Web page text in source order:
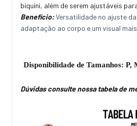
biquíni, além de serem ajustáveis
Benefício:Versatilidade no ajuste
adaptação ao corpo e um visual
Disponibilidade de Tamanhos: P,
Dúvidas consulte nossa tabela de